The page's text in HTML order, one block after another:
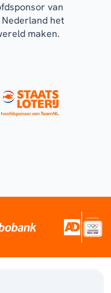
van
Nederland het
maken.